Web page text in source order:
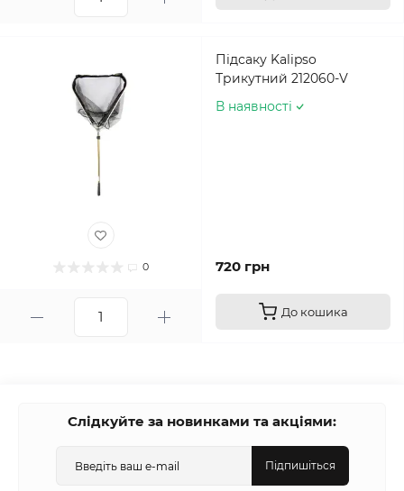
0
Підсаку Kalipso
Трикутний 212060-V
В наявності
720 грн
До кошика
Слідкуйте за новинками та акціями:
Підпишіться